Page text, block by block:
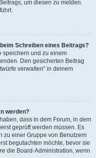
um diesen zu melden.
Schreiben eines Beitrags?
speichern und zu einem
Den gesicherten Beitrag
verwalten“ in deinem
werden?
dass in dem Forum, in dem
geprüft werden müssen. Es
zu einer Gruppe von Benutzern
begutachten möchte, bevor sie
die Board-Administration, wenn